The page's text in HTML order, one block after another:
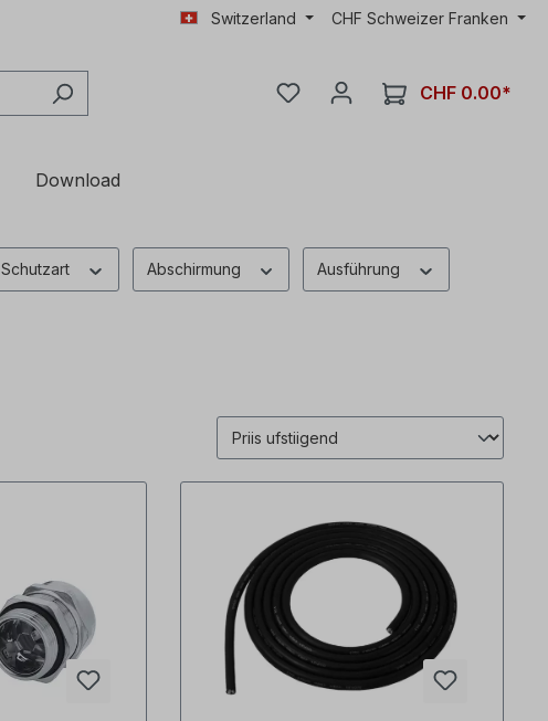
Switzerland CHF Schweizer Franken
CHF 0.00*
Download
Schutzart Abschirmung Ausführung